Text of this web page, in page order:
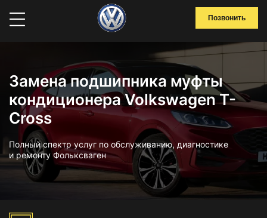
Позвонить
Замена подшипника муфты
кондиционера Volkswagen T-
Cross
Полный спектр услуг по обслуживанию, диагностике
и ремонту Фольксваген